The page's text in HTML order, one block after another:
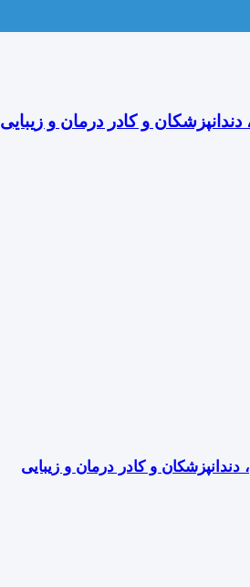
و کادر درمان و زیبایی
دندانپزشکان و کادر درمان و زیبایی